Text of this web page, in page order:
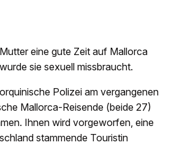
eine gute Zeit auf Mallorca
sie sexuell missbraucht.
Polizei am vergangenen
Mallorca-Reisende (beide 27)
Ihnen wird vorgeworfen, eine
stammende Touristin